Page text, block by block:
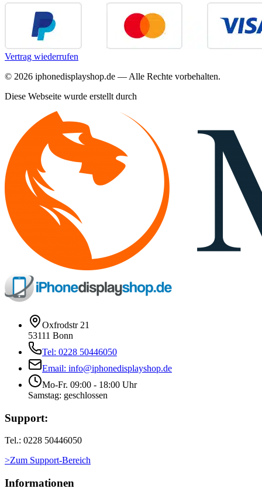
Vertrag wiederrufen
© 2026 iphonedisplayshop.de — Alle Rechte vorbehalten.
Diese Webseite wurde erstellt durch
Oxfrodstr 21
53111 Bonn
Tel: 0228 50446050
Email: info@iphonedisplayshop.de
Mo-Fr. 09:00 - 18:00 Uhr
Samstag: geschlossen
Support:
Tel.: 0228 50446050
>Zum Support-Bereich
Informationen